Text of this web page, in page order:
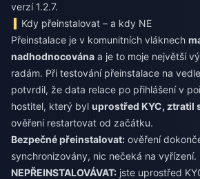
verzí 1.2.7.
Kdy přeinstalovat – a kdy NE
Přeinstalace je v komunitních vláknech
nadhodnocována a je to moje největší
radám. Při testování přeinstalace na
potvrdil, že data relace po přihlášení v
hostitel, který byl uprostřed KYC, ztratil
ověření restartovat od začátku.
Bezpečné přeinstalovat: ověření
synchronizovány, nic nečeká na vyřízení.
NEPŘEINSTALOVÁVAT: jste uprostřed